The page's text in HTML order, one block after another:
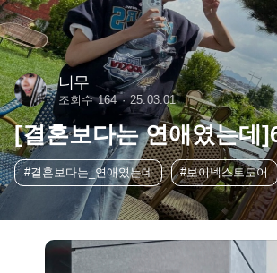
니무
조회수 164 25.03.01
[결혼보다는 연애였는데
#결혼보다는_연애였는데 #보이넥스트도어